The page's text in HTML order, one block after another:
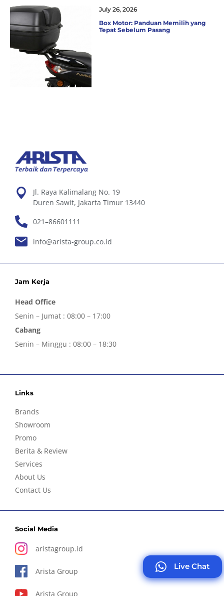
Box Motor: Panduan Memilih yang
Tepat Sebelum Pasang
July 26, 2026
Jl. Raya Kalimalang No. 19
Duren Sawit, Jakarta Timur 13440
021–86601111
info@arista-group.co.id
Jam Kerja
Head Office
Senin – Jumat : 08:00 – 17:00
Cabang
Senin – Minggu : 08:00 – 18:30
Links
Brands
Showroom
Promo
Berita & Review
Services
About Us
Contact Us
Social Media
aristagroup.id
Arista Group
Arista Group
Live Chat